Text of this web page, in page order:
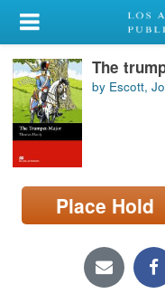
My Account
Library Card
Sign In
Search
Locations/Hours
page)
The
by Escott,
Place Hold